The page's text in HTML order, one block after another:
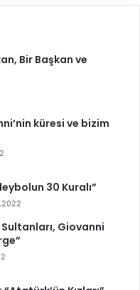
Bir Başkan ve
küresi ve bizim
30 Kuralı”
Giovanni